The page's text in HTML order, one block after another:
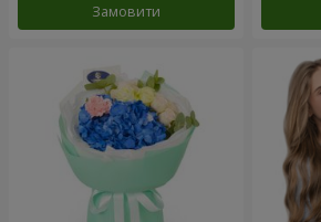
Замовити